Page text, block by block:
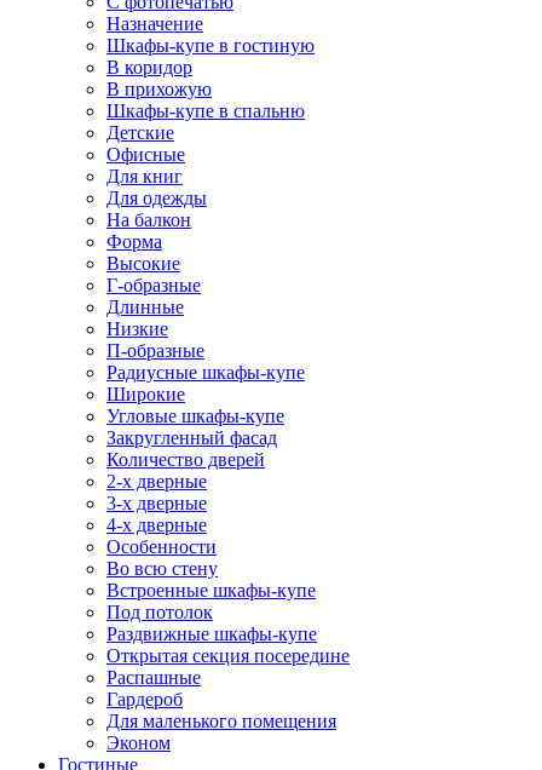
Назначение
Шкафы-купе в гостиную
В коридор
В прихожую
Шкафы-купе в спальню
Детские
Офисные
Для книг
Для одежды
На балкон
Форма
Высокие
Г-образные
Длинные
Низкие
П-образные
Радиусные шкафы-купе
Широкие
Угловые шкафы-купе
Закругленный фасад
Количество дверей
2-х дверные
3-х дверные
4-х дверные
Особенности
Во всю стену
Встроенные шкафы-купе
Под потолок
Раздвижные шкафы-купе
Открытая секция посередине
Распашные
Гардероб
Для маленького помещения
Эконом
Гостиные